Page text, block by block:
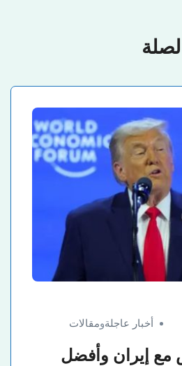
أخبار عاجلةومقالات
مع إيران وأفضل